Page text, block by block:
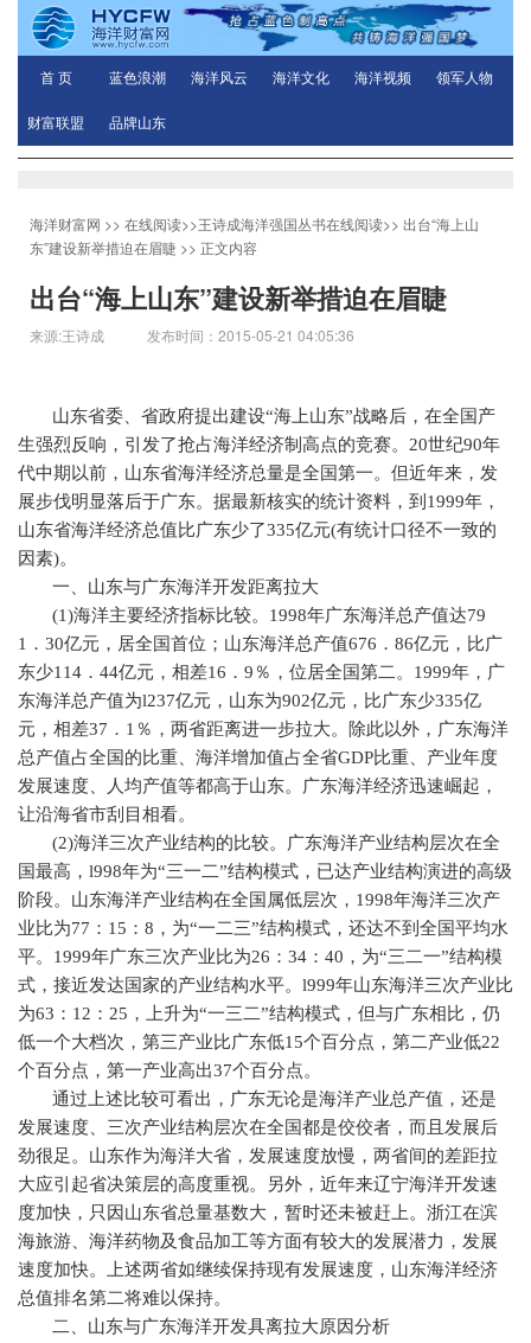
首 页 蓝色浪潮 海洋风云 海洋文化 海洋视频 领军人物
财富联盟 品牌山东
海洋财富网 >> 在线阅读>>王诗成海洋强国丛书在线阅读>> 出台“海上山
东”建设新举措迫在眉睫 >> 正文内容
出台“海上山东”建设新举措迫在眉睫
来源:王诗成 发布时间：2015-05-21 04:05:36
山东省委、省政府提出建设“海上山东”战略后，在全国产
生强烈反响，引发了抢占海洋经济制高点的竞赛。 20世纪90年
代中期以前，山东省海洋经济总量是全国第一。但近年来，发
展步伐明显落后于广东。据最新核实的统计资料，到 1999年，
山东省海洋经济总值比广东少了335亿元(有统计口径不一致的
因素)。
一、山东与广东海洋开发距离拉大
(1)海洋主要经济指标比较。 1998年广东海洋总产值达79
1 ． 30亿元，居全国首位；山东海洋总产值676 ． 86亿元，比广
东少114 ． 44亿元，相差16 ． 9 ％，位居全国第二。 1999年，广
东海洋总产值为l237亿元，山东为902亿元，比广东少335亿
元，相差37 ． 1 ％，两省距离进一步拉大。除此以外，广东海洋
总产值占全国的比重、海洋增加值占全省GDP比重、产业年度
发展速度、人均产值等都高于山东。广东海洋经济迅速崛起，
让沿海省市刮目相看。
(2)海洋三次产业结构的比较。广东海洋产业结构层次在全
国最高， l998年为“三一二”结构模式，已达产业结构演进的高级
阶段。山东海洋产业结构在全国属低层次， 1998年海洋三次产
业比为77 ： 15 ： 8 ，为“一二三”结构模式，还达不到全国平均水
平。 1999年广东三次产业比为26 ： 34 ： 40 ，为“三二一”结构模
式，接近发达国家的产业结构水平。 l999年山东海洋三次产业比
为63 ： 12 ： 25 ，上升为“一三二”结构模式，但与广东相比，仍
低一个大档次，第三产业比广东低15个百分点，第二产业低22
个百分点，第一产业高出37个百分点。
通过上述比较可看出，广东无论是海洋产业总产值，还是
发展速度、三次产业结构层次在全国都是佼佼者，而且发展后
劲很足。山东作为海洋大省，发展速度放慢，两省间的差距拉
大应引起省决策层的高度重视。另外，近年来辽宁海洋开发速
度加快，只因山东省总量基数大，暂时还未被赶上。浙江在滨
海旅游、海洋药物及食品加工等方面有较大的发展潜力，发展
速度加快。上述两省如继续保持现有发展速度，山东海洋经济
总值排名第二将难以保持。
二、山东与广东海洋开发具离拉大原因分析